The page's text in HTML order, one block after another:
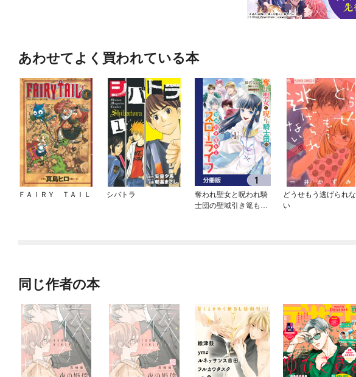
あわせてよく買われている本
ＦＡＩＲＹ ＴＡＩＬ シバトラ
奪われ聖女と呪われ騎
士団の聖域引き篭もり
どうせもう逃げられな
い
同じ作者の本